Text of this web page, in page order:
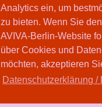
Analytics ein, um
zu bieten. Wenn Sie
AVIVA-Berlin-Website
über Cookies und
möchten, akzeptieren
Datenschutzerklärung /